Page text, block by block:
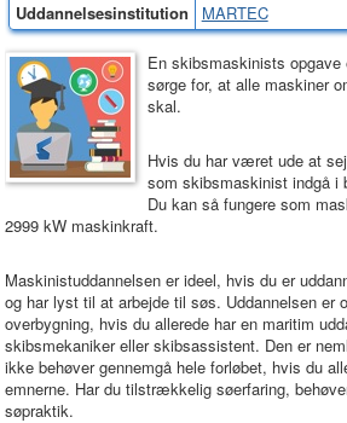
Uddannelsesinstitution
MARTEC
En skibsmaskinists
sørge for, at alle maskiner
skal.
Hvis du har været ude at
som skibsmaskinist indgå i
Du kan så fungere som
2999 kW maskinkraft.
Maskinistuddannelsen er ideel, hvis du er
og har lyst til at arbejde til søs. Uddannelsen er
overbygning, hvis du allerede har en maritim
skibsmekaniker eller skibsassistent. Den er
ikke behøver gennemgå hele forløbet, hvis du
emnerne. Har du tilstrækkelig søerfaring,
søpraktik.